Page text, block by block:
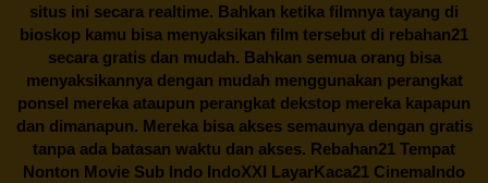
situs ini secara realtime. Bahkan ketika filmnya tayang di
bioskop kamu bisa menyaksikan film tersebut di rebahan21
secara gratis dan mudah. Bahkan semua orang bisa
menyaksikannya dengan mudah menggunakan perangkat
ponsel mereka ataupun perangkat dekstop mereka kapapun
dan dimanapun. Mereka bisa akses semaunya dengan gratis
tanpa ada batasan waktu dan akses. Rebahan21 Tempat
Nonton Movie Sub Indo IndoXXI LayarKaca21 CinemaIndo